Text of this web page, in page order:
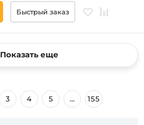
Быстрый заказ
Показать еще
3 4 5 … 155